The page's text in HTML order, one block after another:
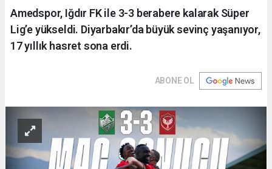
Amedspor, Iğdır FK ile 3-3 berabere kalarak Süper
Lig’e yükseldi. Diyarbakır’da büyük sevinç yaşanıyor,
17 yıllık hasret sona erdi.
ABONE OL